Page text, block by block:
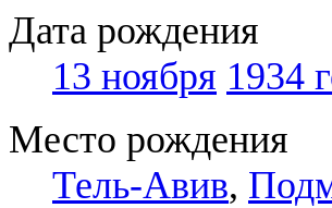
Дата рождения
13 ноября 1934
Место рождения
Тель-Авив,